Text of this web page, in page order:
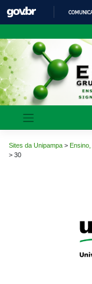
para
o
conteúdo
Sites da Unipampa >
> 30